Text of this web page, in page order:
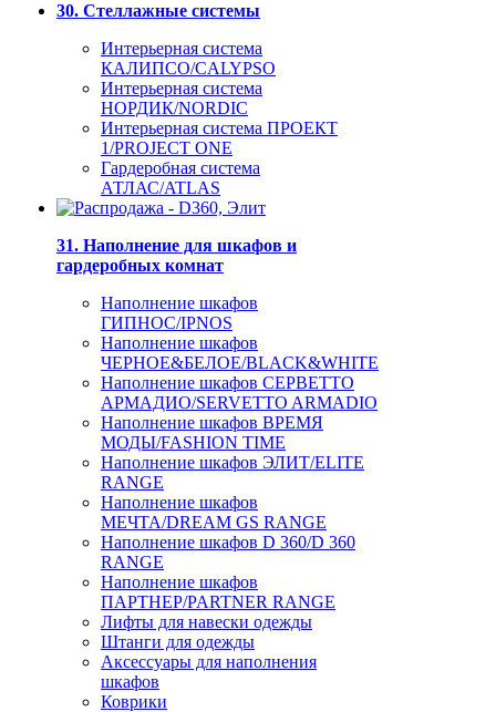
30. Стеллажные системы
Интерьерная система
КАЛИПСО/CALYPSO
Интерьерная система
НОРДИК/NORDIC
Интерьерная система ПРОЕКТ
1/PROJECT ONE
Гардеробная система
АТЛАС/ATLAS
31. Наполнение для шкафов и
гардеробных комнат
Наполнение шкафов
ГИПНОС/IPNOS
Наполнение шкафов
ЧЕРНОЕ&БЕЛОЕ/BLACK&WHITE
Наполнение шкафов СЕРВЕТТО
АРМАДИО/SERVETTO ARMADIO
Наполнение шкафов ВРЕМЯ
МОДЫ/FASHION TIME
Наполнение шкафов ЭЛИТ/ELITE
RANGE
Наполнение шкафов
МЕЧТА/DREAM GS RANGE
Наполнение шкафов D 360/D 360
RANGE
Наполнение шкафов
ПАРТНЕР/PARTNER RANGE
Лифты для навески одежды
Штанги для одежды
Аксессуары для наполнения
шкафов
Коврики